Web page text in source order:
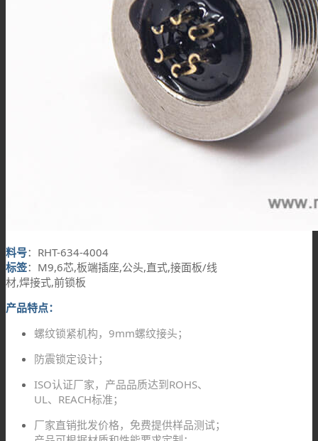
料号：RHT-634-4004
标签：M9,6芯,板端插座,公头,直式,接面板/线
材,焊接式,前锁板
产品特点：
螺纹锁紧机构，9mm螺纹接头；
防震锁定设计；
ISO认证厂家，产品品质达到ROHS、
UL、REACH标准；
厂家直销批发价格，免费提供样品测试；